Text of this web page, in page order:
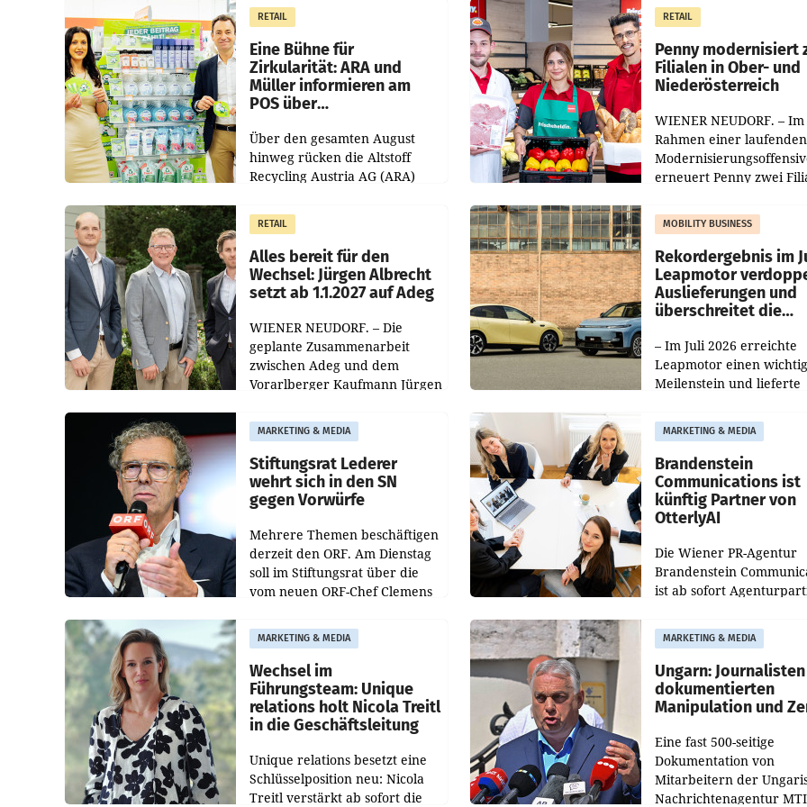
RETAIL
Eine Bühne für
Zirkularität: ARA und
Müller informieren am
POS über
Über den gesamten August
hinweg rücken die Altstoff
Recycling Austria AG (ARA)
Müller die Initiative „Kreislauf-
Helden“ in allen
österreichischen Müller-Filialen
RETAIL
Penny modernisiert
Filialen in Ober- und
Niederösterreich
WIENER NEUDORF. – Im
Rahmen einer laufenden
erneuert Penny zwei
Die beiden Standorte
Haag sowie im rund
RETAIL
Alles bereit für den
Wechsel: Jürgen Albrecht
setzt ab 1.1.2027 auf Adeg
WIENER NEUDORF. – Die
geplante Zusammenarbeit
zwischen Adeg und dem
Vorarlberger Kaufmann Jürgen
freigegeben: Die
Bundeswettbewerbsbehörde
und der Bundeskartellanwalt
MOBILITY BUSINESS
Rekordergebnis im
Leapmotor
Auslieferungen und
überschreitet die
– Im Juli 2026 erreichte
Leapmotor einen
Meilenstein und lieferte
aus, womit sich das
gegenüber Juli 2025
verdoppelte (+102
MARKETING & MEDIA
Stiftungsrat Lederer
wehrt sich in den SN
gegen Vorwürfe
Mehrere Themen beschäftigen
derzeit den ORF. Am Dienstag
soll im Stiftungsrat über die
vom neuen ORF-Chef Clemens
Besetzungen für die
Direktionen abgestimmt
werden.
MARKETING & MEDIA
Brandenstein
Communications ist
künftig Partner von
OtterlyAI
Die Wiener PR-Agentur
Brandenstein
ist ab sofort
Optimierungsplattform
OtterlyAI. Damit baut die
Agentur ihr
MARKETING & MEDIA
Wechsel im
Führungsteam: Unique
relations holt Nicola Treitl
in die Geschäftsleitung
Unique relations besetzt eine
Schlüsselposition neu: Nicola
Treitl verstärkt ab sofort die
MARKETING & MEDIA
Ungarn: Journalisten
dokumentierten
Manipulation und
Eine fast 500-seitige
Dokumentation von
Mitarbeitern der
Nachrichtenagentur